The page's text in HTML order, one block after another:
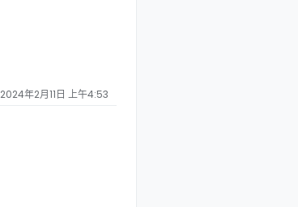
2024年2月11日 上午4:53